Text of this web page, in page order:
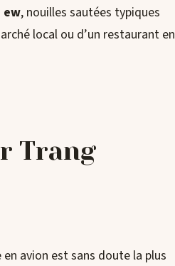
ew, nouilles sautées typiques
local ou d’un restaurant en
Trang
avion est sans doute la plus